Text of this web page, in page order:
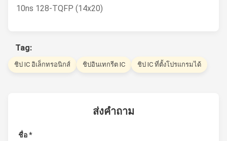
10ns 128-TQFP (14x20)
Tag:
ชิป IC อิเล็กทรอนิกส์ ชิปอินเทกรีต IC ชิป IC ที่ตั้งโปรแกรมได้
ส่งคำถาม
ชื่อ *